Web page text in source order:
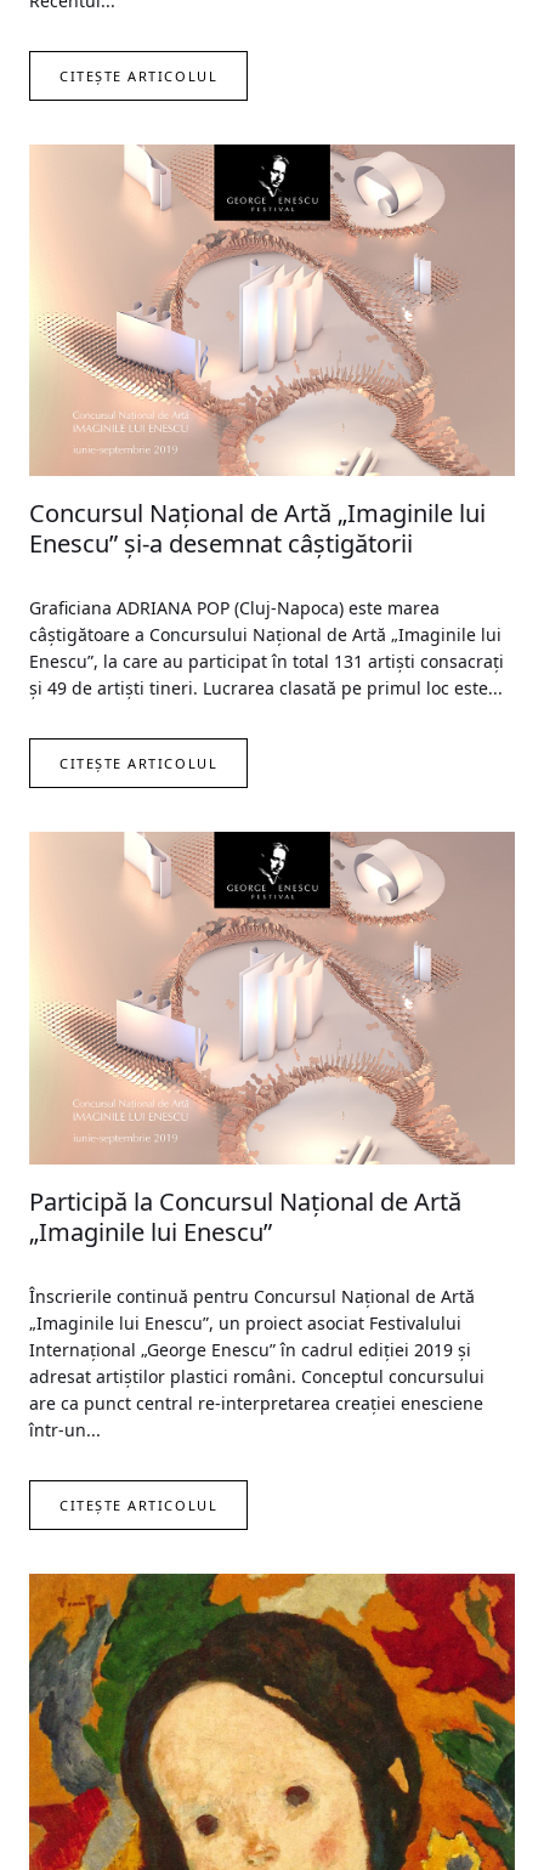
CITEȘTE ARTICOLUL
Concursul Național de Artă „Imaginile lui
Enescu” și-a desemnat câștigătorii
Graficiana ADRIANA POP (Cluj-Napoca) este marea
câștigătoare a Concursului Național de Artă „Imaginile lui
Enescu”, la care au participat în total 131 artiști consacrați
și 49 de artiști tineri. Lucrarea clasată pe primul loc este...
CITEȘTE ARTICOLUL
Participă la Concursul Național de Artă
„Imaginile lui Enescu”
Înscrierile continuă pentru Concursul Național de Artă
„Imaginile lui Enescu”, un proiect asociat Festivalului
Internațional „George Enescu” în cadrul ediției 2019 și
adresat artiștilor plastici români. Conceptul concursului
are ca punct central re-interpretarea creației enesciene
într-un...
CITEȘTE ARTICOLUL